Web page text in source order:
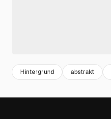
Hintergrund abstrakt